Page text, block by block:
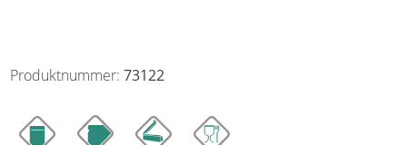
Produktnummer:73122